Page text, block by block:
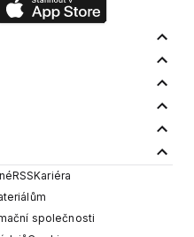
RSSKariéra
společnosti